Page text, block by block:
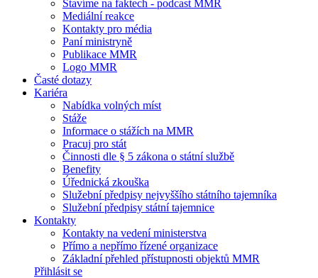
Stavíme na faktech - podcast MMR
Mediální reakce
Kontakty pro média
Paní ministryně
Publikace MMR
Logo MMR
Časté dotazy
Kariéra
Nabídka volných míst
Stáže
Informace o stážích na MMR
Pracuj pro stát
Činnosti dle § 5 zákona o státní službě
Benefity
Úřednická zkouška
Služební předpisy nejvyššího státního tajemníka
Služební předpisy státní tajemnice
Kontakty
Kontakty na vedení ministerstva
Přímo a nepřímo řízené organizace
Základní přehled přístupnosti objektů MMR
Přihlásit se